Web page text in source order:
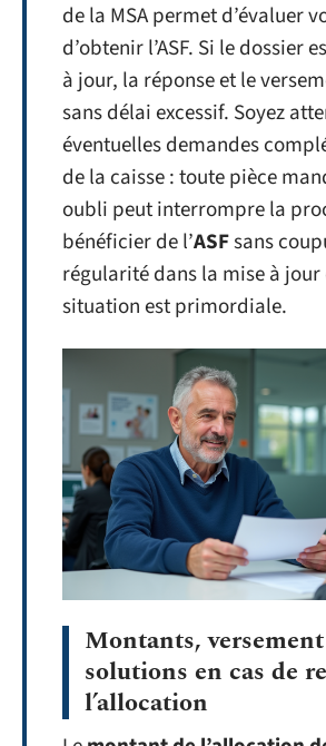
de la MSA permet d’évaluer
d’obtenir l’ASF. Si le dossier
à jour, la réponse et le
sans délai excessif. Soyez
éventuelles demandes
de la caisse : toute pièce
oubli peut interrompre la
bénéficier de l’ASFsans
régularité dans la mise à
situation est primordiale.
Montants,
solutions en cas de
l’allocation